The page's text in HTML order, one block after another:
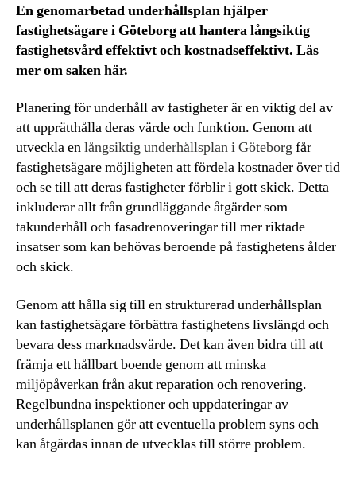
En genomarbetad underhållsplan hjälper
fastighetsägare i Göteborg att hantera långsiktig
fastighetsvård effektivt och kostnadseffektivt. Läs
mer om saken här.
Planering för underhåll av fastigheter är en viktig del av
att upprätthålla deras värde och funktion. Genom att
utveckla enlångsiktig underhållsplan i Göteborgfår
fastighetsägare möjligheten att fördela kostnader över tid
och se till att deras fastigheter förblir i gott skick. Detta
inkluderar allt från grundläggande åtgärder som
takunderhåll och fasadrenoveringar till mer riktade
insatser som kan behövas beroende på fastighetens ålder
och skick.
Genom att hålla sig till en strukturerad underhållsplan
kan fastighetsägare förbättra fastighetens livslängd och
bevara dess marknadsvärde. Det kan även bidra till att
främja ett hållbart boende genom att minska
miljöpåverkan från akut reparation och renovering.
Regelbundna inspektioner och uppdateringar av
underhållsplanen gör att eventuella problem syns och
kan åtgärdas innan de utvecklas till större problem.